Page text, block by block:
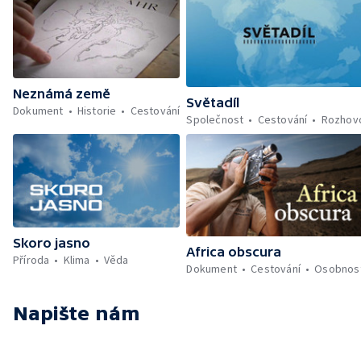
Neznámá země
Dokument
Historie Cestování
Světadíl
Společnost
Cestování
Skoro jasno
Příroda
Klima Věda
Africa obscura
Dokument
Cestování
Napište nám